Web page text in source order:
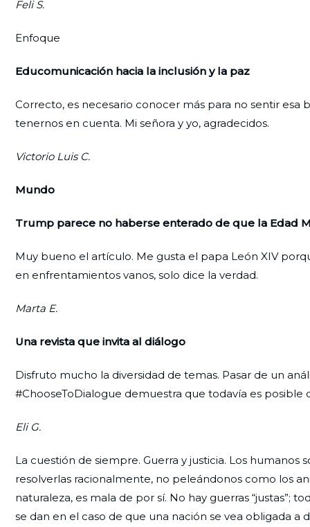
Feli S.
Enfoque
Educomunicación hacia la inclusión y la paz
Correcto, es necesario conocer más para no sentir esa
tenernos en cuenta. Mi señora y yo, agradecidos.
Victorio Luis C.
Mundo
Trump parece no haberse enterado de que la Edad
Muy bueno el artículo. Me gusta el papa León XIV
en enfrentamientos vanos, solo dice la verdad.
Marta E.
Una revista que invita al diálogo
Disfruto mucho la diversidad de temas. Pasar de un
#ChooseToDialogue demuestra que todavía es
Eli G.
La cuestión de siempre. Guerra y justicia. Los
resolverlas racionalmente, no peleándonos como los
naturaleza, es mala de por sí. No hay guerras “justas”;
se dan en el caso de que una nación se vea obligada